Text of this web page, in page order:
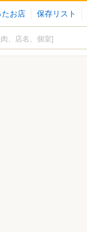
お店 保存リスト